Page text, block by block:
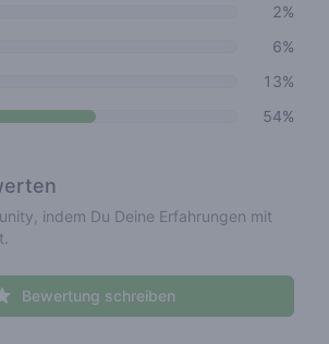
2%
6%
13%
54%
indem Du Deine Erfahrungen mit
Bewertung schreiben